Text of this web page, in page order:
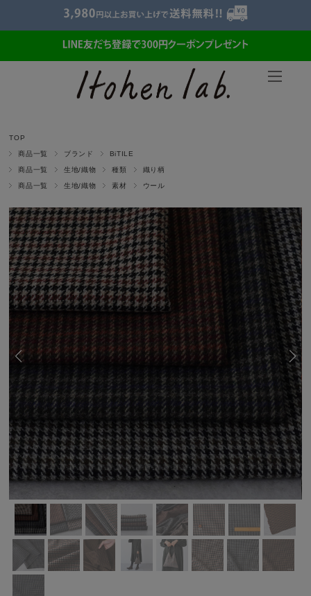
TOP
商品一覧 ブランド BiTILE
商品一覧 生地/織物 種類 織り柄
商品一覧 生地/織物 素材 ウール